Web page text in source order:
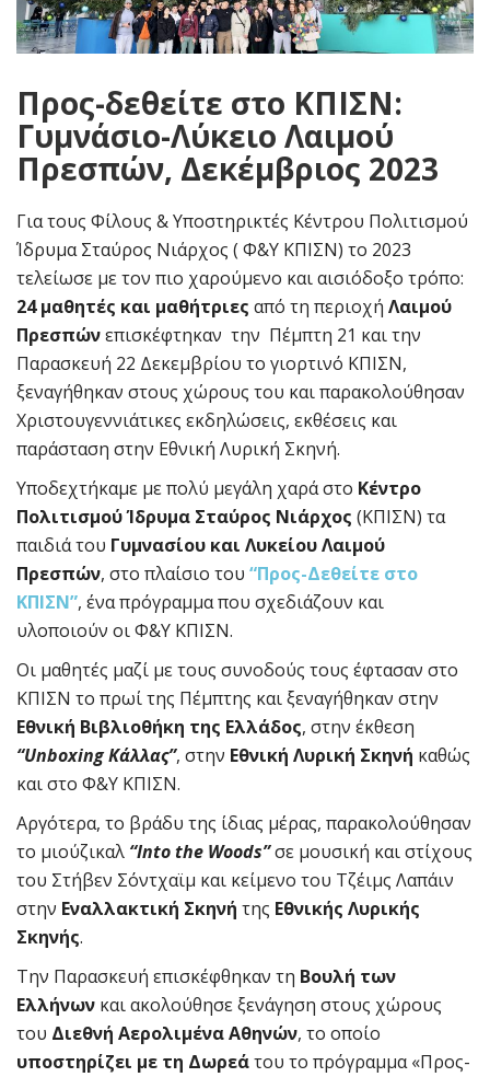
Προς-δεθείτε στο ΚΠΙΣΝ:
Γυμνάσιο-Λύκειο Λαιμού
Πρεσπών, Δεκέμβριος 2023
Για τους Φίλους & Υποστηρικτές Κέντρου Πολιτισμού
Ίδρυμα Σταύρος Νιάρχος ( Φ&Υ ΚΠΙΣΝ) το 2023
τελείωσε με τον πιο χαρούμενο και αισιόδοξο τρόπο:
24 μαθητές και μαθήτριες από τη περιοχή Λαιμού
Πρεσπώνεπισκέφτηκαν την Πέμπτη 21 και την
Παρασκευή 22 Δεκεμβρίου το γιορτινό ΚΠΙΣΝ,
ξεναγήθηκαν στους χώρους του και παρακολούθησαν
Χριστουγεννιάτικες εκδηλώσεις, εκθέσεις και
παράσταση στην Εθνική Λυρική Σκηνή.
Υποδεχτήκαμε με πολύ μεγάλη χαρά στο Κέντρο
Πολιτισμού Ίδρυμα Σταύρος Νιάρχος (ΚΠΙΣΝ) τα
παιδιά του Γυμνασίου και Λυκείου Λαιμού
Πρεσπών, στο πλαίσιο του “Προς-Δεθείτε στο
ΚΠΙΣΝ”, ένα πρόγραμμα που σχεδιάζουν και
υλοποιούν οι Φ&Υ ΚΠΙΣΝ.
Οι μαθητές μαζί με τους συνοδούς τους έφτασαν στο
ΚΠΙΣΝ το πρωί της Πέμπτης και ξεναγήθηκαν στην
Εθνική Βιβλιοθήκη της Ελλάδος, στην έκθεση
“Unboxing Κάλλας”, στην Εθνική Λυρική Σκηνή καθώς
και στο Φ&Υ ΚΠΙΣΝ.
Αργότερα, το βράδυ της ίδιας μέρας, παρακολούθησαν
το μιούζικαλ “Into the Woods”σε μουσική και στίχους
του Στήβεν Σόντχαϊμ και κείμενο του Τζέιμς Λαπάιν
στην Εναλλακτική Σκηνή της Εθνικής Λυρικής
Σκηνής.
Την Παρασκευή επισκέφθηκαν τη Βουλή των
Ελλήνων και ακολούθησε ξενάγηση στους χώρους
του Διεθνή Αερολιμένα Αθηνών, το οποίο
υποστηρίζει με τη Δωρεάτου το πρόγραμμα «Προς-